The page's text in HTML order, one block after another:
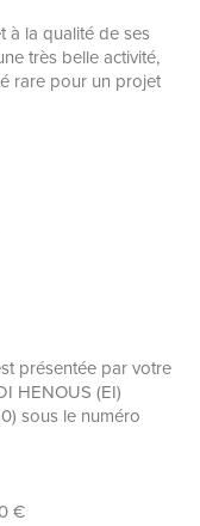
à la qualité de ses
très belle activité,
rare pour un projet
présentée par votre
HENOUS (EI)
sous le numéro
€